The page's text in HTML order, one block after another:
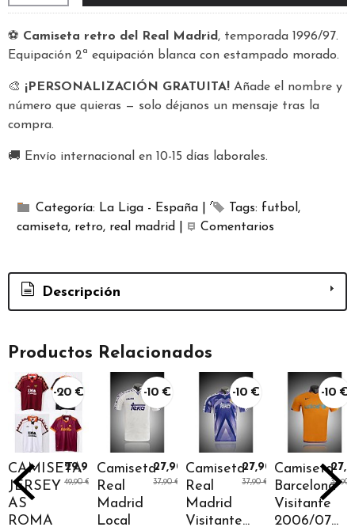
⚽ Camiseta retro del Real Madrid , temporada 1996/97.
Equipación 2ª equipación blanca con estampado morado.
🎨 ¡PERSONALIZACIÓN GRATUITA! Añade el nombre y
número que quieras — solo déjanos un mensaje tras la
compra.
🚚 Envío internacional en 10-15 días laborales.
Categoría: La Liga - España Tags: futbol
camiseta retro real madrid Comentarios
Descripción
Productos Relacionados
-20 €
CAMISETA
JERSEY
AS
ROMA
29,90 €
49,90 €
-10 €
Camiseta
Real
Madrid
Local
27,90 €
37,90 €
-10 €
Camiseta
Real
Madrid
Visitante...
27,90 €
37,90 €
-10 €
Camiseta
Barcelona
Visitante
2006/07...
37,90